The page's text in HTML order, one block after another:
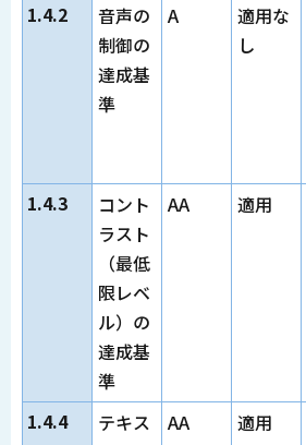
1.4.2
音声の
制御の
達成基
準
A
適用な
し
1.4.3
コント
ラスト
（最低
限レベ
ル）の
達成基
準
AA 適用
1.4.4
テキス
AA 適用